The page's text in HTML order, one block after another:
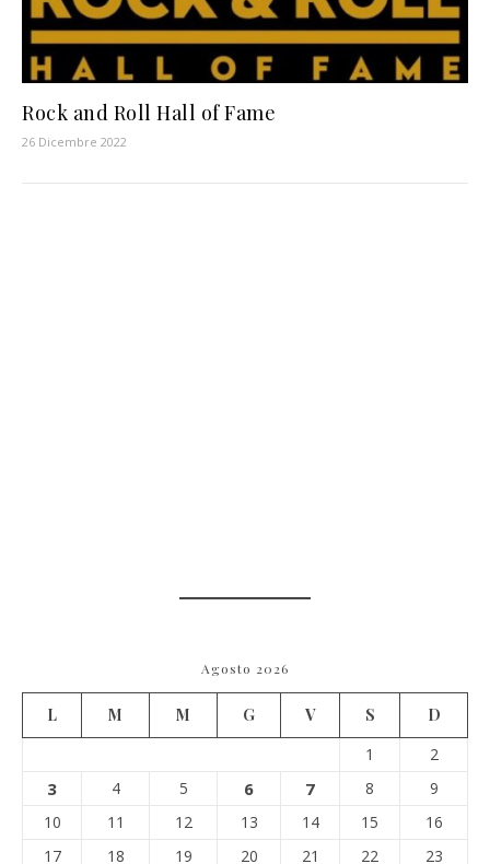
Rock and Roll Hall of Fame
26 Dicembre 2022
Agosto 2026
L M M G V S
D
1
2
3 4 5 6 7 8
9
10
11 12 13 14 15
16
17
18 19 20 21 22
23